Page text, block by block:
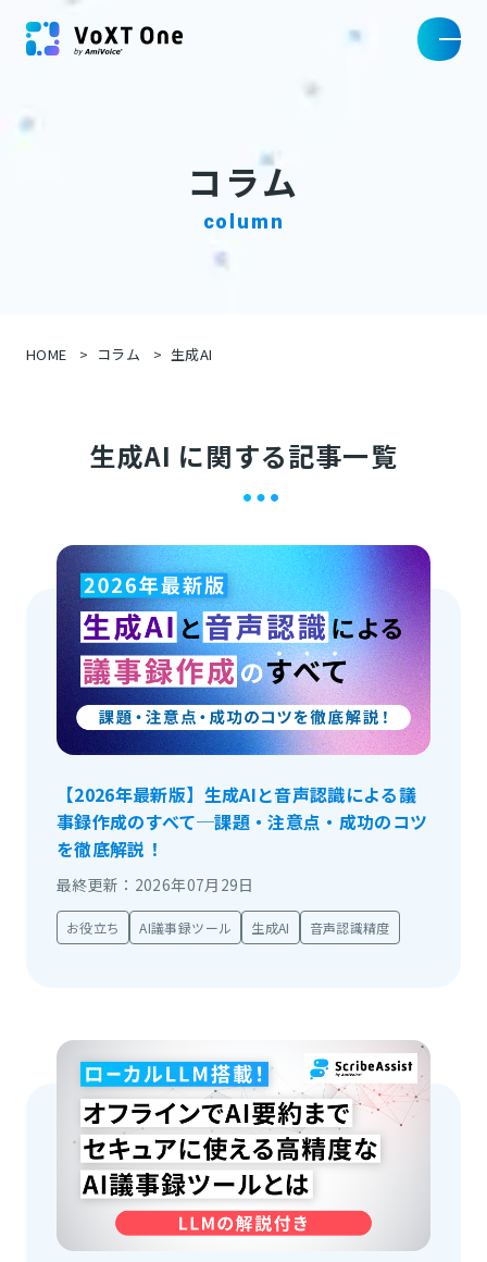
コラム
column
HOME コラム 生成AI
生成AI に関する記事一覧
【2026年最新版】生成AIと音声認識による議
事録作成のすべて─課題・注意点・成功のコツ
を徹底解説！
最終更新：2026年07月29日
お役立ち AI議事録ツール 生成AI 音声認識精度